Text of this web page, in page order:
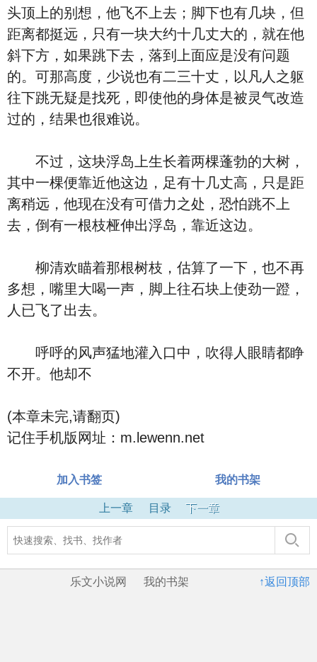
头顶上的别想，他飞不上去；脚下也有几块，但
距离都挺远，只有一块大约十几丈大的，就在他
斜下方，如果跳下去，落到上面应是没有问题
的。可那高度，少说也有二三十丈，以凡人之躯
往下跳无疑是找死，即使他的身体是被灵气改造
过的，结果也很难说。
不过，这块浮岛上生长着两棵蓬勃的大树，
其中一棵便靠近他这边，足有十几丈高，只是距
离稍远，他现在没有可借力之处，恐怕跳不上
去，倒有一根枝桠伸出浮岛，靠近这边。
柳清欢瞄着那根树枝，估算了一下，也不再
多想，嘴里大喝一声，脚上往石块上使劲一蹬，
人已飞了出去。
呼呼的风声猛地灌入口中，吹得人眼睛都睁
不开。他却不
(本章未完,请翻页)
记住手机版网址：m.lewenn.net
加入书签 我的书架
上一章 目录 下一章
↑返回顶部
乐文小说网 我的书架